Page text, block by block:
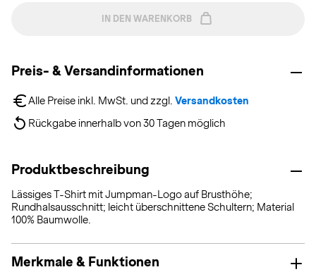
IN DEN WARENKORB
Preis- & Versandinformationen
Alle Preise inkl. MwSt. und zzgl. Versandkosten
Rückgabe innerhalb von 30 Tagen möglich
Produktbeschreibung
Lässiges T-Shirt mit Jumpman-Logo auf Brusthöhe;
Rundhalsausschnitt; leicht überschnittene Schultern; Material
100% Baumwolle.
Merkmale & Funktionen